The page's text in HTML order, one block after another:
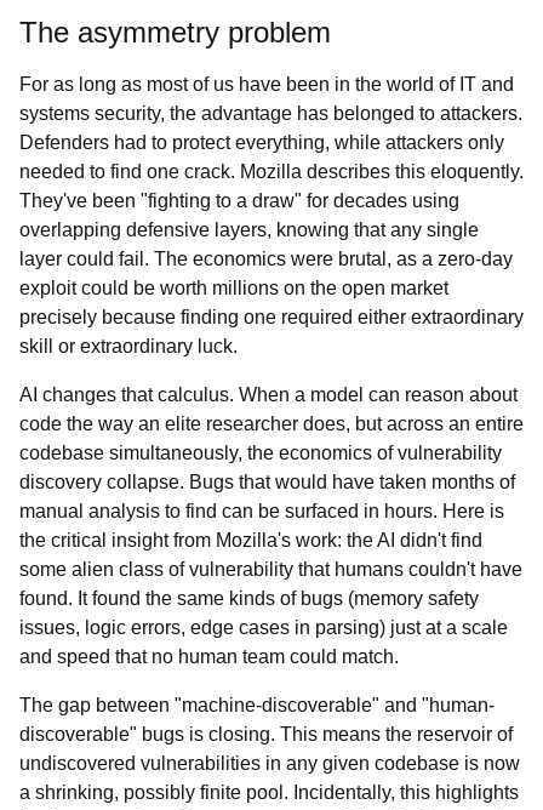
The asymmetry problem
For as long as most of us have been in the world of IT and
systems security, the advantage has belonged to attackers.
Defenders had to protect everything, while attackers only
needed to find one crack. Mozilla describes this eloquently.
They've been "fighting to a draw" for decades using
overlapping defensive layers, knowing that any single
layer could fail. The economics were brutal, as a zero-day
exploit could be worth millions on the open market
precisely because finding one required either extraordinary
skill or extraordinary luck.
AI changes that calculus. When a model can reason about
code the way an elite researcher does, but across an entire
codebase simultaneously, the economics of vulnerability
discovery collapse. Bugs that would have taken months of
manual analysis to find can be surfaced in hours. Here is
the critical insight from Mozilla's work: the AI didn't find
some alien class of vulnerability that humans couldn't have
found. It found the same kinds of bugs (memory safety
issues, logic errors, edge cases in parsing) just at a scale
and speed that no human team could match.
The gap between "machine-discoverable" and "human-
discoverable" bugs is closing. This means the reservoir of
undiscovered vulnerabilities in any given codebase is now
a shrinking, possibly finite pool. Incidentally, this highlights